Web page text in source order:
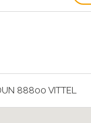
88800 VITTEL